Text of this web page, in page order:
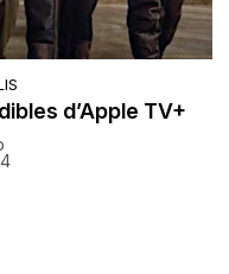
d’Apple TV+